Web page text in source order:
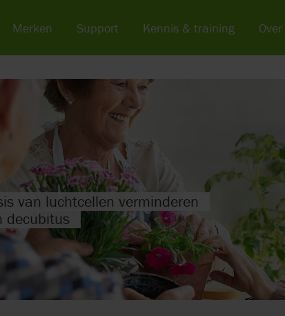
van luchtcellen verminderen
decubitus
Merken Support Kennis & training